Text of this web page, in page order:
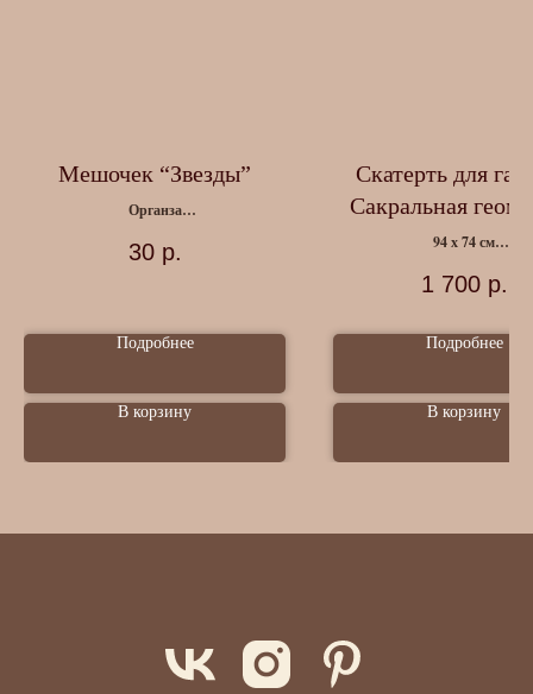
Мешочек “Звезды”
Органза
30 р.
Подробнее
В корзину
Скатерть для
Сакральная
94 х 74 см
1 700 р.
Подробнее
В корзину